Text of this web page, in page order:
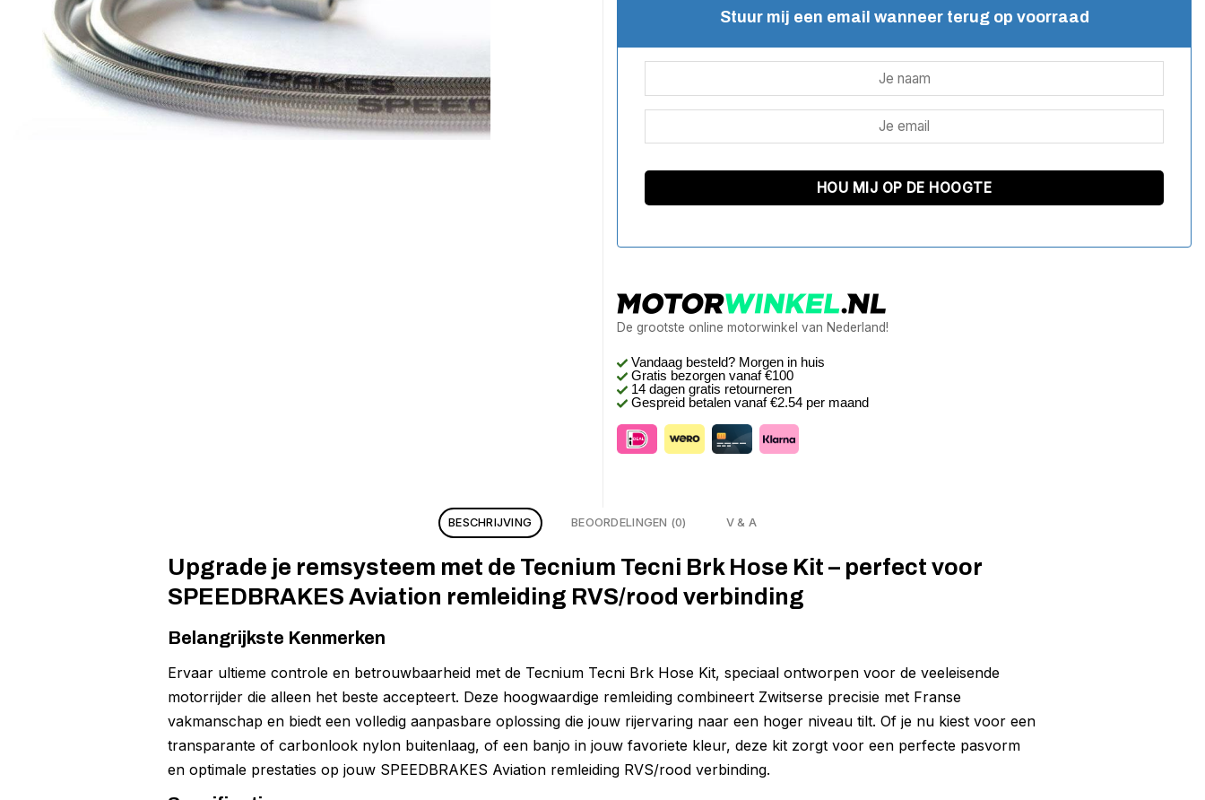
Stuur mij een email wanneer terug op voorraad
De grootste online motorwinkel van Nederland!
Vandaag besteld? Morgen in huis
Gratis bezorgen vanaf €100
14 dagen gratis retourneren
Gespreid betalen vanaf €2.54 per maand
BESCHRIJVING BEOORDELINGEN (0) V & A
Upgrade je remsysteem met de Tecnium Tecni Brk Hose Kit – perfect voor
SPEEDBRAKES Aviation remleiding RVS/rood verbinding
Belangrijkste Kenmerken
Ervaar ultieme controle en betrouwbaarheid met de Tecnium Tecni Brk Hose Kit, speciaal ontworpen voor de veeleisende
motorrijder die alleen het beste accepteert. Deze hoogwaardige remleiding combineert Zwitserse precisie met Franse
vakmanschap en biedt een volledig aanpasbare oplossing die jouw rijervaring naar een hoger niveau tilt. Of je nu kiest voor een
transparante of carbonlook nylon buitenlaag, of een banjo in jouw favoriete kleur, deze kit zorgt voor een perfecte pasvorm
en optimale prestaties op jouw SPEEDBRAKES Aviation remleiding RVS/rood verbinding.